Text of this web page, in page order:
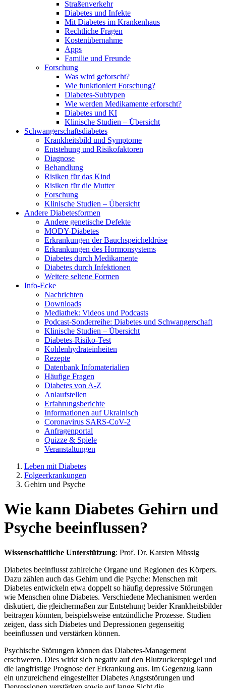
Straßenverkehr
Diabetes und Infekte
Mit Diabetes im Krankenhaus
Rechtliche Fragen
Kostenübernahme
Apps
Familie und Freunde
Forschung
Was wird geforscht?
Wie funktioniert Forschung?
Diabetes-Subtypen
Wie werden Medikamente erforscht?
Diabetes und KI
Klinische Studien – Übersicht
Schwangerschaftsdiabetes
Krankheitsbild und Symptome
Entstehung und Risikofaktoren
Diagnose
Behandlung
Risiken für das Kind
Risiken für die Mutter
Forschung
Klinische Studien – Übersicht
Andere Diabetesformen
Andere genetische Defekte
MODY-Diabetes
Erkrankungen der Bauchspeicheldrüse
Erkrankungen des Hormonsystems
Diabetes durch Medikamente
Diabetes durch Infektionen
Weitere seltene Formen
Info-Ecke
Nachrichten
Downloads
Mediathek: Videos und Podcasts
Podcast-Sonderreihe: Diabetes und Schwangerschaft
Klinische Studien – Übersicht
Diabetes-Risiko-Test
Kohlenhydrateinheiten
Rezepte
Datenbank Infomaterialien
Häufige Fragen
Diabetes von A-Z
Anlaufstellen
Erfahrungsberichte
Informationen auf Ukrainisch
Coronavirus SARS-CoV-2
Anfragenportal
Quizze & Spiele
Veranstaltungen
Leben mit Diabetes
Folgeerkrankungen
Gehirn und Psyche
Wie kann Diabetes Gehirn und
Psyche beeinflussen?
Wissenschaftliche Unterstützung: Prof. Dr. Karsten Müssig
Diabetes beeinflusst zahlreiche Organe und Regionen des Körpers.
Dazu zählen auch das Gehirn und die Psyche: Menschen mit
Diabetes entwickeln etwa doppelt so häufig depressive Störungen
wie Menschen ohne Diabetes. Verschiedene Mechanismen werden
diskutiert, die gleichermaßen zur Entstehung beider Krankheitsbilder
beitragen könnten, beispielsweise entzündliche Prozesse. Studien
zeigen, dass sich Diabetes und Depressionen gegenseitig
beeinflussen und verstärken können.
Psychische Störungen können das Diabetes-Management
erschweren. Dies wirkt sich negativ auf den Blutzuckerspiegel und
die langfristige Prognose der Erkrankung aus. Im Gegenzug kann
ein unzureichend eingestellter Diabetes Angststörungen und